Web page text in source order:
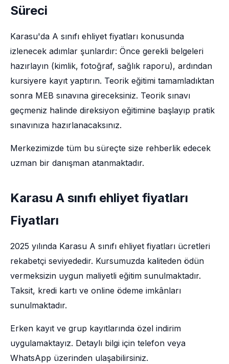
Süreci
Karasu'da A sınıfı ehliyet fiyatları konusunda
izlenecek adımlar şunlardır: Önce gerekli belgeleri
hazırlayın (kimlik, fotoğraf, sağlık raporu), ardından
kursiyere kayıt yaptırın. Teorik eğitimi tamamladıktan
sonra MEB sınavına gireceksiniz. Teorik sınavı
geçmeniz halinde direksiyon eğitimine başlayıp pratik
sınavınıza hazırlanacaksınız.
Merkezimizde tüm bu süreçte size rehberlik edecek
uzman bir danışman atanmaktadır.
Karasu A sınıfı ehliyet fiyatları
Fiyatları
2025 yılında Karasu A sınıfı ehliyet fiyatları ücretleri
rekabetçi seviyededir. Kursumuzda kaliteden ödün
vermeksizin uygun maliyetli eğitim sunulmaktadır.
Taksit, kredi kartı ve online ödeme imkânları
sunulmaktadır.
Erken kayıt ve grup kayıtlarında özel indirim
uygulamaktayız. Detaylı bilgi için telefon veya
WhatsApp üzerinden ulaşabilirsiniz.